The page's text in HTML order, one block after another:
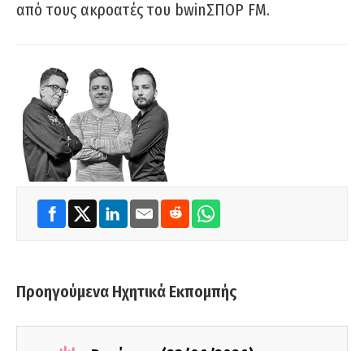
από τους ακροατές του bwinΣΠΟΡ FM.
Προηγούμενα Ηχητικά Εκπομπής